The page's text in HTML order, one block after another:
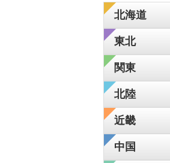
北海道
東北
関東
北陸
近畿
中国